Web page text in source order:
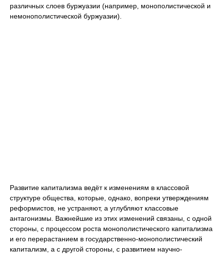
различных слоев буржуазии (например, монополистической и
немонополистической буржуазии).
Развитие капитализма ведёт к изменениям в классовой
структуре общества, которые, однако, вопреки утверждениям
реформистов, не устраняют, а углубляют классовые
антагонизмы. Важнейшие из этих изменений связаны, с одной
стороны, с процессом роста монополистического капитализма
и его перерастанием в государственно-монополистический
капитализм, а с другой стороны, с развитием научно-